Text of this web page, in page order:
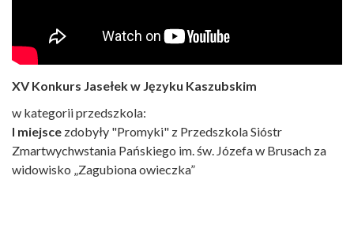
XV Konkurs Jasełek w Języku Kaszubskim
w kategorii przedszkola:
I miejsce zdobyły "Promyki" z Przedszkola Sióstr
Zmartwychwstania Pańskiego im. św. Józefa w Brusach za
widowisko „Zagubiona owieczka”